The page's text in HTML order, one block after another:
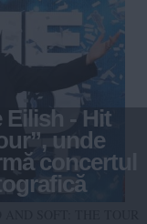
Eilish - Hit
unde
concertul
SOFT: THE TOUR